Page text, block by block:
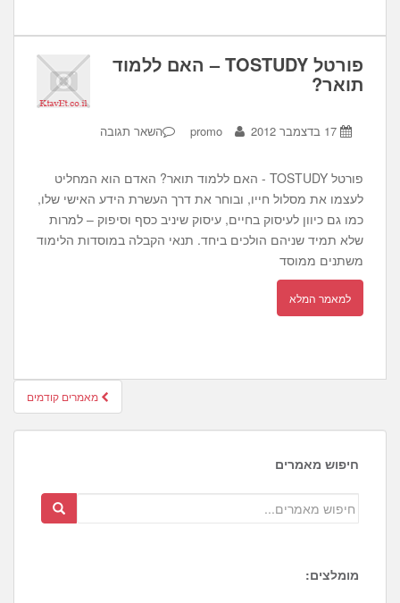
פורטל TOSTUDY – האם ללמוד
תואר?
17 בדצמבר 2012 promo השאר תגובה
פורטל TOSTUDY - האם ללמוד תואר? האדם הוא המחליט
לעצמו את מסלול חייו, ובוחר את דרך העשרת הידע האישי שלו,
כמו גם כיוון לעיסוק בחיים, עיסוק שיניב כסף וסיפוק – למרות
שלא תמיד שניהם הולכים ביחד. תנאי הקבלה במוסדות הלימוד
משתנים ממוסד
למאמר המלא
חיפוש מאמרים קודמים
חיפוש מאמרים
מומלצים: